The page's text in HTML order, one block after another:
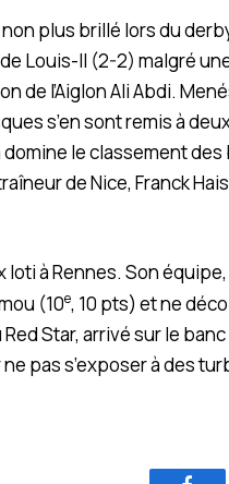
non plus brillé lors du
Louis-II (2-2) malgré
de l’Aiglon Ali Abdi.
s’en sont remis à
domine le classement
de Nice, Franck
loti à Rennes. Son
(10e, 10 pts) et ne
Star, arrivé sur le
pas s’exposer à des